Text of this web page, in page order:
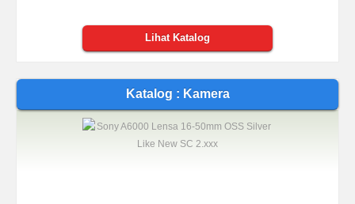
Lihat Katalog
Katalog : Kamera